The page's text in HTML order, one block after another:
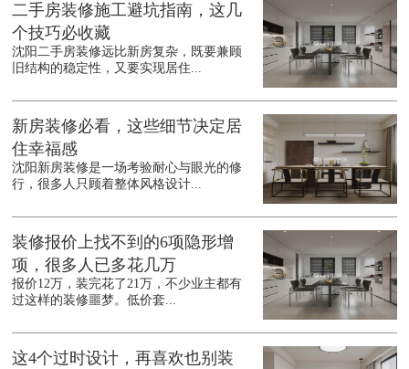
二手房装修施工避坑指南，这几
个技巧必收藏
沈阳二手房装修远比新房复杂，既要兼顾
旧结构的稳定性，又要实现居住...
新房装修必看，这些细节决定居
住幸福感
沈阳新房装修是一场考验耐心与眼光的修
行，很多人只顾着整体风格设计...
装修报价上找不到的6项隐形增
项，很多人已多花几万
报价12万，装完花了21万，不少业主都有
过这样的装修噩梦。低价套...
这4个过时设计，再喜欢也别装